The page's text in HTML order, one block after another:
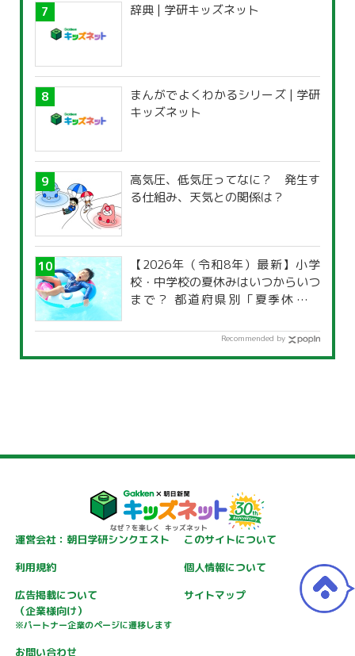
辞典 | 学研キッズネット
まんがでよくわかるシリーズ | 学研
キッズネット
高気圧、低気圧ってなに？ 発生す
る仕組み、天気との関係は？
【2026年（令和8年）最新】小学
校・中学校の夏休みはいつからいつ
まで？ 都道府県別「夏季休暇一
Recommended by
運営会社：朝日学研シンクエスト
このサイトについて
利用規約
個人情報について
広告掲載について
（企業様向け）
※パートナー企業のページに遷移します
サイトマップ
お問い合わせ